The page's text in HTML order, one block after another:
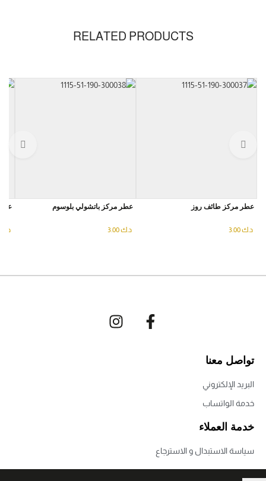
RELATED PRODUCTS
عطر مركز طائف روز
د.ك
عطر مركز باتشولي بلوسوم
د.ك د.ك
تواصل معنا
البريد الإلكتروني
خدمة الواتساب
خدمة العملاء
سياسة الاستبدال و الاسترجاع